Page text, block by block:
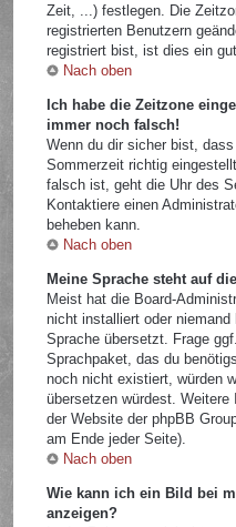
Zeit, ...) festlegen. Die
registrierten Benutzern
registriert bist, ist dies ein
Nach oben
Ich habe die Zeitzone
immer noch falsch!
Wenn du dir sicher bist,
Sommerzeit richtig
falsch ist, geht die Uhr des
Kontaktiere einen
beheben kann.
Nach oben
Meine Sprache steht auf
Meist hat die Board-
nicht installiert oder
Sprache übersetzt. Frage
Sprachpaket, das du
noch nicht existiert, würden
übersetzen würdest.
der Website der phpBB
am Ende jeder Seite).
Nach oben
Wie kann ich ein Bild bei
anzeigen?